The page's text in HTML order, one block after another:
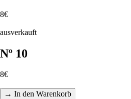
8€
ausverkauft
Nº 10
8€
→ In den Warenkorb